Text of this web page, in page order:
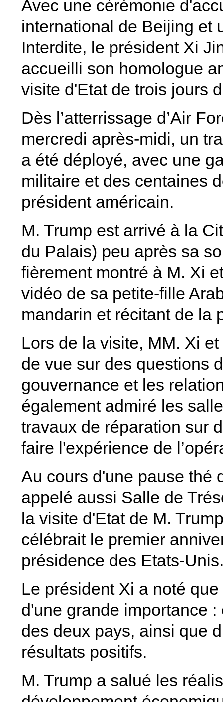
Avec une cérémonie
international de Beijing et
Interdite, le président Xi
accueilli son homologue
visite d'Etat de trois jours
Dès l’atterrissage d’Air
mercredi après-midi, un
a été déployé, avec une
militaire et des centaines
président américain.
M. Trump est arrivé à la
du Palais) peu après sa
fièrement montré à M. Xi
vidéo de sa petite-fille
mandarin et récitant de la
Lors de la visite, MM. Xi
de vue sur des questions
gouvernance et les
également admiré les
travaux de réparation sur
faire l'expérience de
Au cours d'une pause thé
appelé aussi Salle de
la visite d'Etat de M.
célébrait le premier
présidence des Etats-
Le président Xi a noté
d'une grande importance
des deux pays, ainsi que
résultats positifs.
M. Trump a salué les